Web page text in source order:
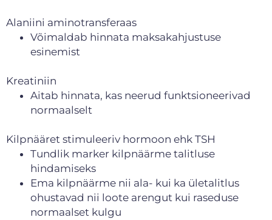
Alaniini aminotransferaas
Võimaldab hinnata maksakahjustuse
esinemist
Kreatiniin
Aitab hinnata, kas neerud funktsioneerivad
normaalselt
Kilpnääret stimuleeriv hormoon ehk TSH
Tundlik marker kilpnäärme talitluse
hindamiseks
Ema kilpnäärme nii ala- kui ka ületalitlus
ohustavad nii loote arengut kui raseduse
normaalset kulgu